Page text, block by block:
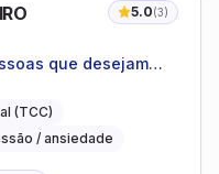
5.0(3)
que desejam
dia
(TCC)
/ ansiedade